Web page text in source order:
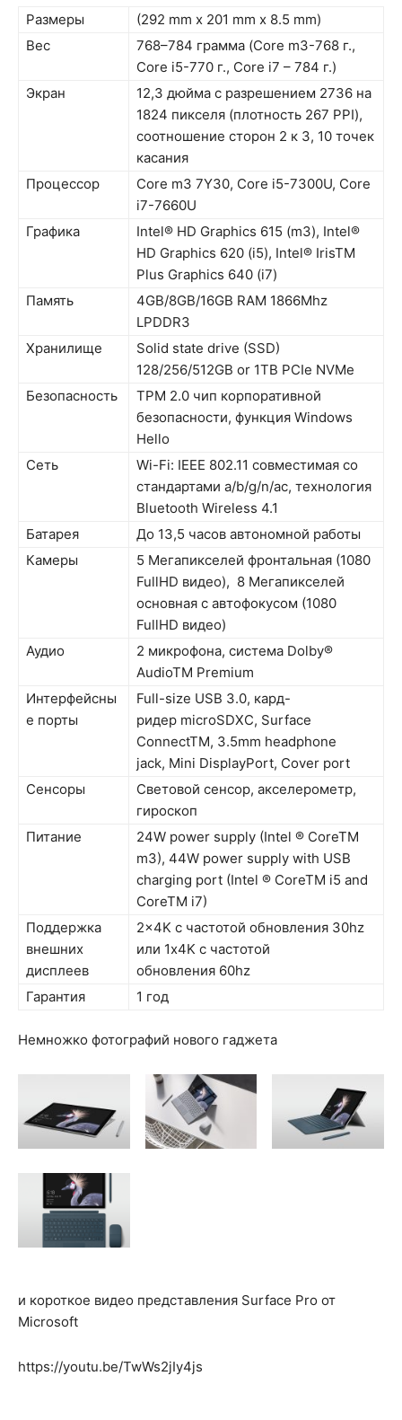
Размеры
(292 mm x 201 mm x 8.5 mm)
Вес
768–784 грамма (Core m3-768 г.,
Core i5-770 г., Core i7 – 784 г.)
Экран
12,3 дюйма с разрешением 2736 на
1824 пикселя (плотность 267 PPI),
соотношение сторон 2 к 3, 10 точек
касания
Процессор
Core m3 7Y30, Core i5-7300U, Core
i7-7660U
Графика
Intel® HD Graphics 615 (m3), Intel®
HD Graphics 620 (i5), Intel® IrisTM
Plus Graphics 640 (i7)
Память
4GB/8GB/16GB RAM 1866Mhz
LPDDR3
Хранилище
Solid state drive (SSD)
128/256/512GB or 1TB PCIe NVMe
Безопасность
TPM 2.0 чип корпоративной
безопасности, функция Windows
Hello
Сеть
Wi-Fi: IEEE 802.11 совместимая со
стандартами a/b/g/n/ac, технология
Bluetooth Wireless 4.1
Батарея
До 13,5 часов автономной работы
Камеры
5 Мегапикселей фронтальная (1080
FullHD видео), 8 Мегапикселей
основная с автофокусом (1080
FullHD видео)
Аудио
2 микрофона, система Dolby®
AudioTM Premium
Интерфейсны
е порты
Full-size USB 3.0, кард-
ридер microSDXC, Surface
ConnectTM, 3.5mm headphone
jack, Mini DisplayPort, Cover port
Сенсоры
Световой сенсор, акселерометр,
гироскоп
Питание
24W power supply (Intel ® CoreTM
m3), 44W power supply with USB
charging port (Intel ® CoreTM i5 and
CoreTM i7)
Поддержка
внешних
дисплеев
2x4K с частотой обновления 30hz
или 1x4K с частотой
обновления 60hz
Гарантия
1 год
Немножко фотографий нового гаджета
и короткое видео представления Surface Pro от
Microsoft
https://youtu.be/TwWs2jIy4js